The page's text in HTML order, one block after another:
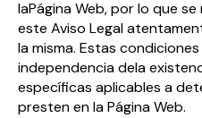
laPágina Web, por lo que
este Aviso Legal
la misma. Estas
independencia dela
específicas aplicables a
presten en la Página Web.